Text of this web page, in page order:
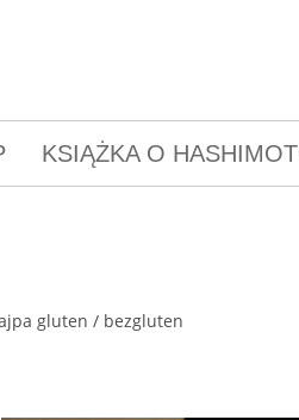
KSIĄŻKA O